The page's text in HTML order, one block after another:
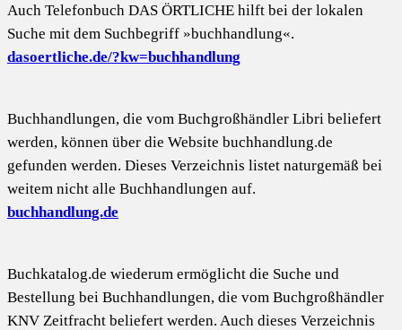
Auch Telefonbuch DAS ÖRTLICHE hilft bei der lokalen
Suche mit dem Suchbegriff »buchhandlung«.
dasoertliche.de/?kw=buchhandlung
Buchhandlungen, die vom Buchgroßhändler Libri beliefert
werden, können über die Website buchhandlung.de
gefunden werden. Dieses Verzeichnis listet naturgemäß bei
weitem nicht alle Buchhandlungen auf.
buchhandlung.de
Buchkatalog.de wiederum ermöglicht die Suche und
Bestellung bei Buchhandlungen, die vom Buchgroßhändler
KNV Zeitfracht beliefert werden. Auch dieses Verzeichnis